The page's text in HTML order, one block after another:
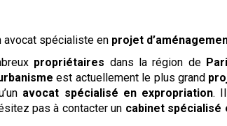
avocat spécialiste en projet
propriétaires dans la région de
est actuellement le plus grand
avocat spécialisé en expropriation. Il
pas à contacter un cabinet spécialisé